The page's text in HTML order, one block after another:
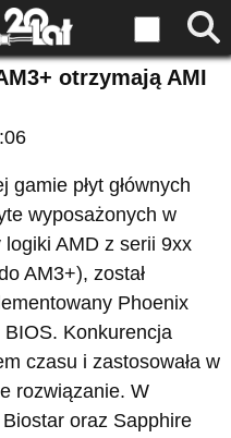
otrzymają AMI
gamie płyt głównych
wyposażonych w
logiki AMD z serii 9xx
AM3+), został
Phoenix
BIOS. Konkurencja
czasu i zastosowała w
rozwiązanie. W
oraz Sapphire